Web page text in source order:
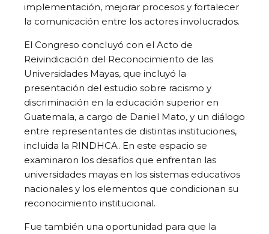
implementación, mejorar procesos y fortalecer
la comunicación entre los actores involucrados.
El Congreso concluyó con el Acto de
Reivindicación del Reconocimiento de las
Universidades Mayas, que incluyó la
presentación del estudio sobre racismo y
discriminación en la educación superior en
Guatemala, a cargo de Daniel Mato, y un diálogo
entre representantes de distintas instituciones,
incluida la RINDHCA. En este espacio se
examinaron los desafíos que enfrentan las
universidades mayas en los sistemas educativos
nacionales y los elementos que condicionan su
reconocimiento institucional.
Fue también una oportunidad para que la